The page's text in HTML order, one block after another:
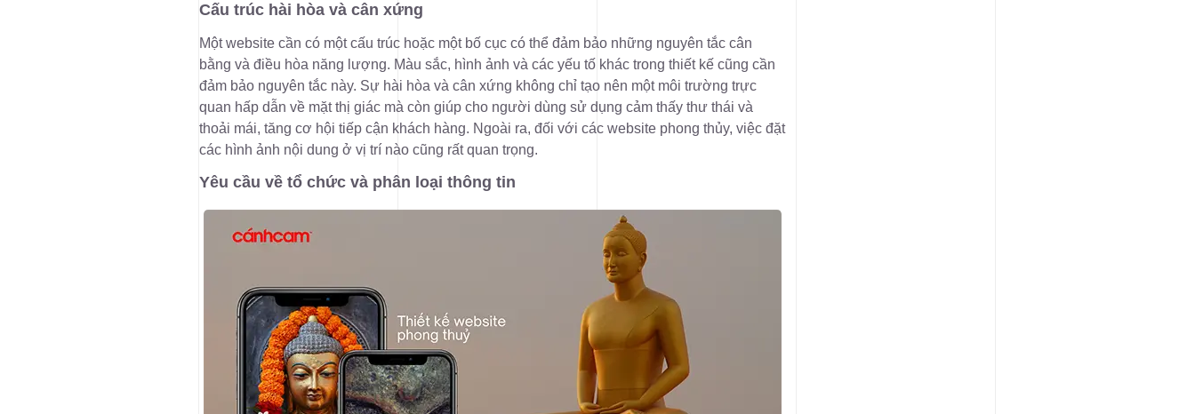
Cấu trúc hài hòa và cân xứng
Một website cần có một cấu trúc hoặc một bố cục có thể đảm bảo những nguyên tắc cân
bằng và điều hòa năng lượng. Màu sắc, hình ảnh và các yếu tố khác trong thiết kế cũng cần
đảm bảo nguyên tắc này. Sự hài hòa và cân xứng không chỉ tạo nên một môi trường trực
quan hấp dẫn về mặt thị giác mà còn giúp cho người dùng sử dụng cảm thấy thư thái và
thoải mái, tăng cơ hội tiếp cận khách hàng. Ngoài ra, đối với các website phong thủy, việc đặt
các hình ảnh nội dung ở vị trí nào cũng rất quan trọng.
Yêu cầu về tổ chức và phân loại thông tin